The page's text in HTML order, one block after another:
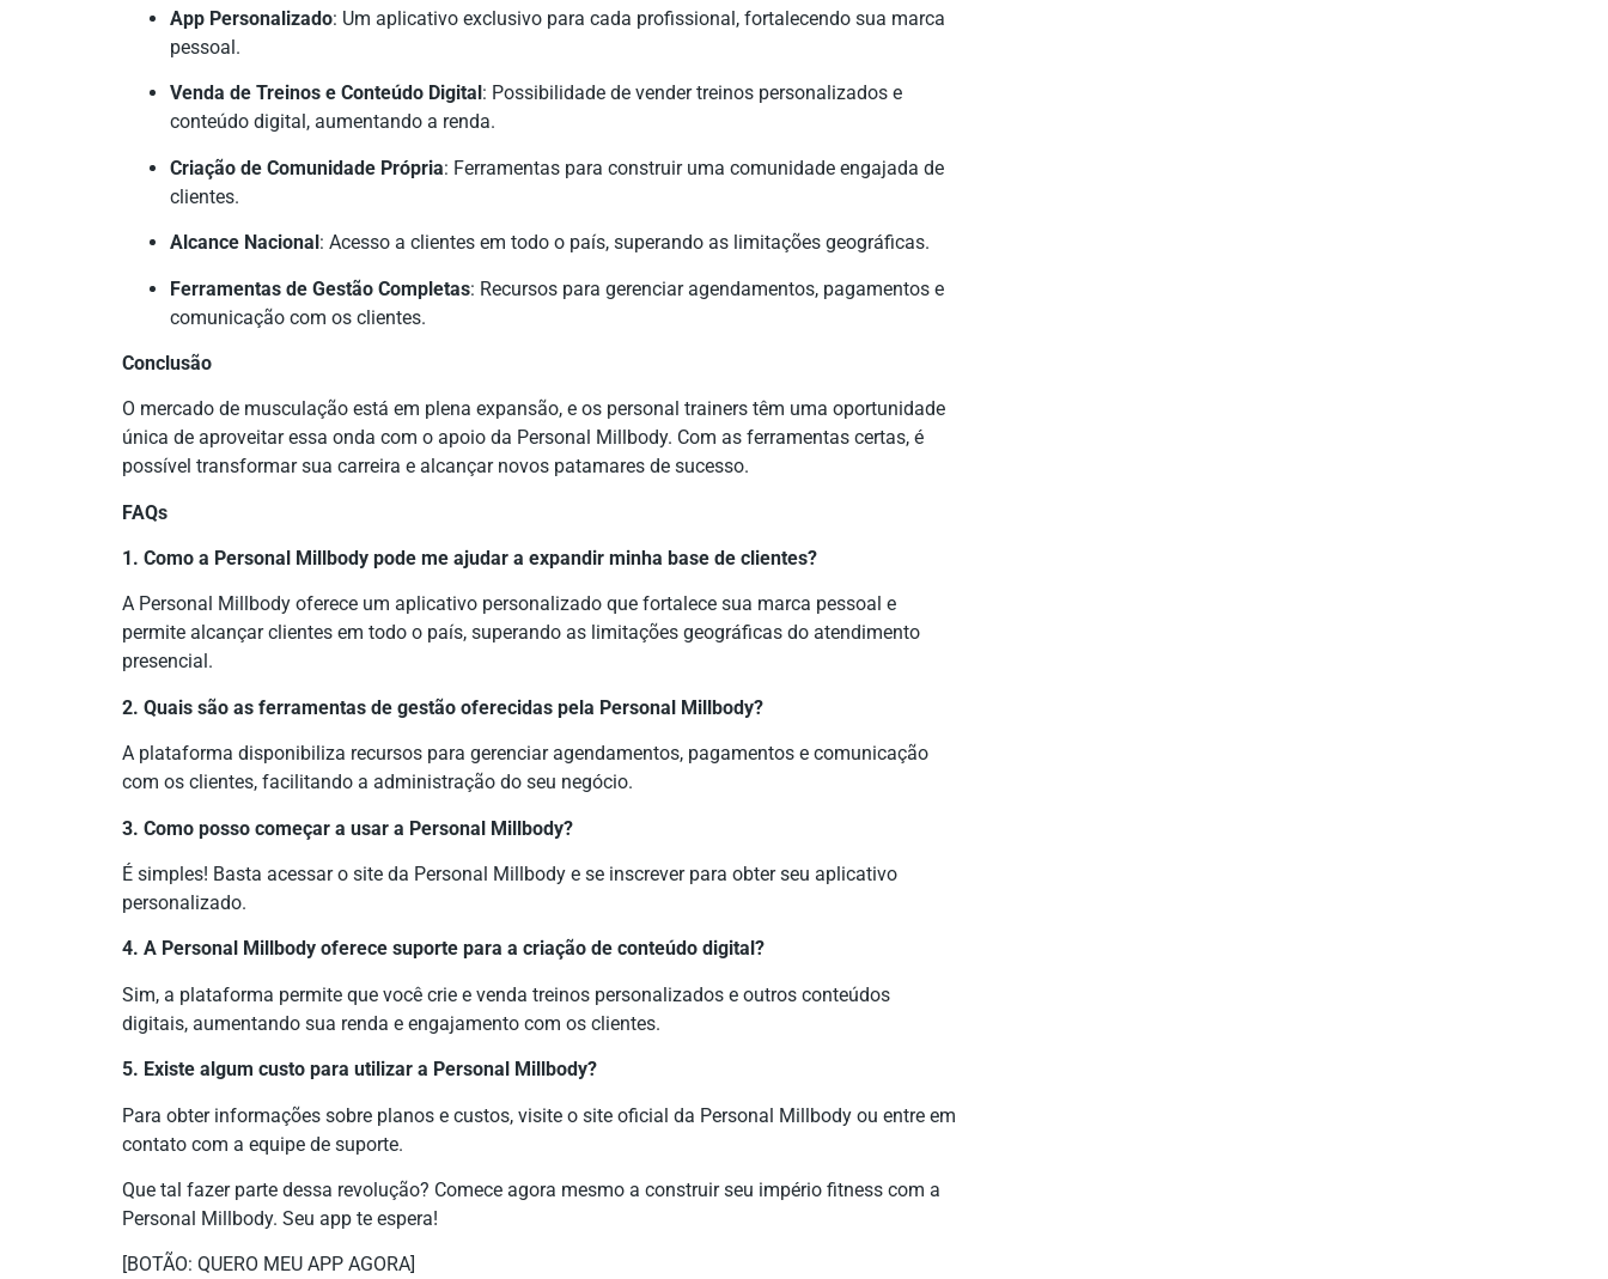
App Personalizado: Um aplicativo exclusivo para cada profissional, fortalecendo sua marca
pessoal.
Venda de Treinos e Conteúdo Digital : Possibilidade de vender treinos personalizados e
conteúdo digital, aumentando a renda.
Criação de Comunidade Própria: Ferramentas para construir uma comunidade engajada de
clientes.
Alcance Nacional: Acesso a clientes em todo o país, superando as limitações geográficas.
Ferramentas de Gestão Completas: Recursos para gerenciar agendamentos, pagamentos e
comunicação com os clientes.
Conclusão
O mercado de musculação está em plena expansão, e os personal trainers têm uma oportunidade
única de aproveitar essa onda com o apoio da Personal Millbody. Com as ferramentas certas, é
possível transformar sua carreira e alcançar novos patamares de sucesso.
FAQs
1. Como a Personal Millbody pode me ajudar a expandir minha base de clientes?
A Personal Millbody oferece um aplicativo personalizado que fortalece sua marca pessoal e
permite alcançar clientes em todo o país, superando as limitações geográficas do atendimento
presencial.
2. Quais são as ferramentas de gestão oferecidas pela Personal Millbody?
A plataforma disponibiliza recursos para gerenciar agendamentos, pagamentos e comunicação
com os clientes, facilitando a administração do seu negócio.
3. Como posso começar a usar a Personal Millbody?
É simples! Basta acessar o site da Personal Millbody e se inscrever para obter seu aplicativo
personalizado.
4. A Personal Millbody oferece suporte para a criação de conteúdo digital?
Sim, a plataforma permite que você crie e venda treinos personalizados e outros conteúdos
digitais, aumentando sua renda e engajamento com os clientes.
5. Existe algum custo para utilizar a Personal Millbody?
Para obter informações sobre planos e custos, visite o site oficial da Personal Millbody ou entre em
contato com a equipe de suporte.
Que tal fazer parte dessa revolução? Comece agora mesmo a construir seu império fitness com a
Personal Millbody. Seu app te espera!
[BOTÃO: QUERO MEU APP AGORA]